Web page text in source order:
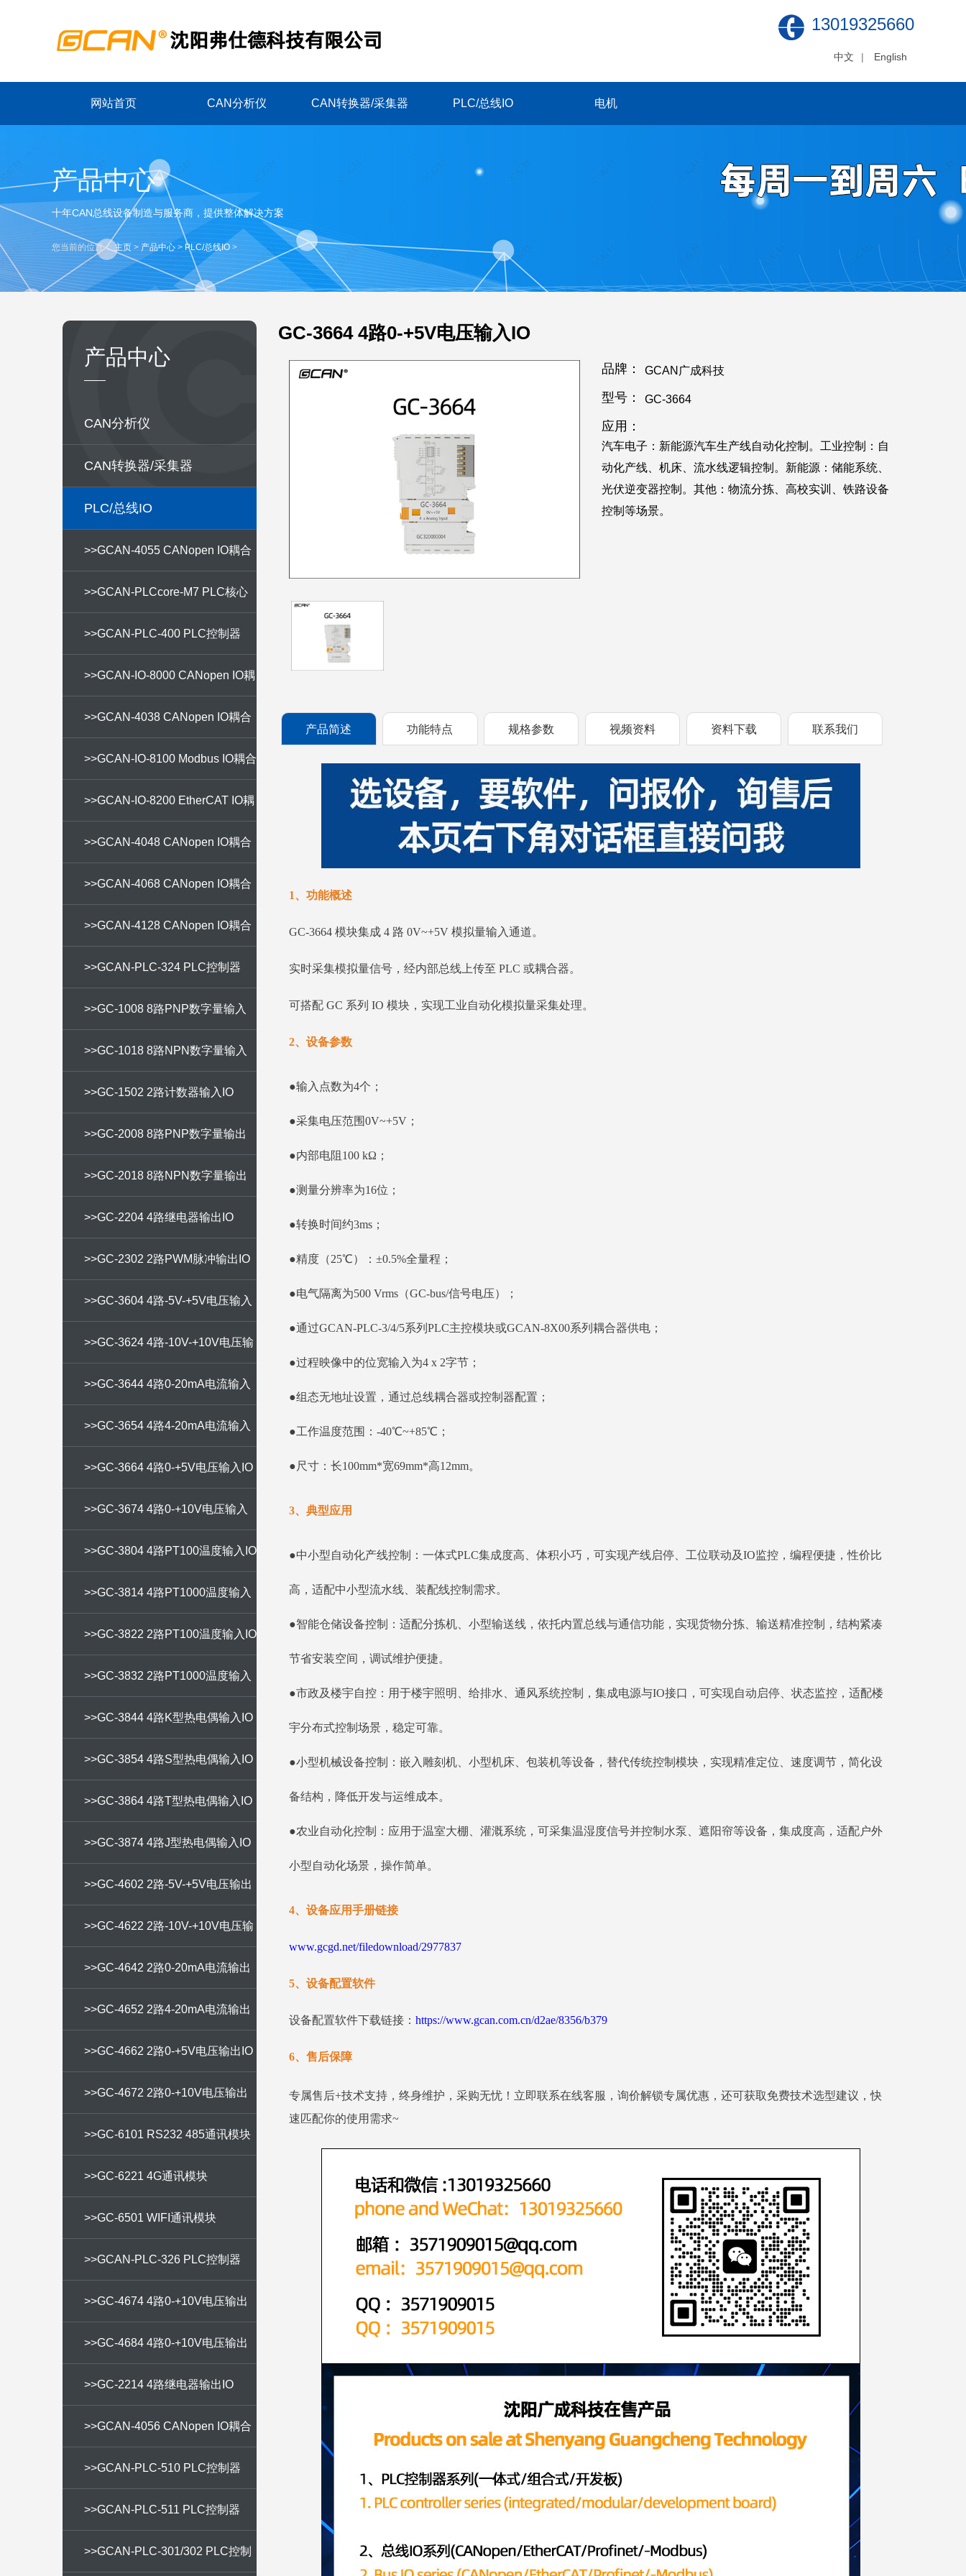
13019325660
中文 | English
网站首页 CAN分析仪 CAN转换器/采集器 PLC/总线IO 电机
产品中心
十年CAN总线设备制造与服务商，提供整体解决方案
您当前的位置： 主页 > 产品中心 > PLC/总线IO >
产品中心
CAN分析仪
CAN转换器/采集器
PLC/总线IO
>>GCAN-4055 CANopen IO耦合
器
>>GCAN-PLCcore-M7 PLC核心
开发板
>>GCAN-PLC-400 PLC控制器
>>GCAN-IO-8000 CANopen IO耦
合器
>>GCAN-4038 CANopen IO耦合
器
>>GCAN-IO-8100 Modbus IO耦合
器
>>GCAN-IO-8200 EtherCAT IO耦
合器
>>GCAN-4048 CANopen IO耦合
器
>>GCAN-4068 CANopen IO耦合
器
>>GCAN-4128 CANopen IO耦合
器
>>GCAN-PLC-324 PLC控制器
>>GC-1008 8路PNP数字量输入
IO
>>GC-1018 8路NPN数字量输入
IO
>>GC-1502 2路计数器输入IO
>>GC-2008 8路PNP数字量输出
IO
>>GC-2018 8路NPN数字量输出
IO
>>GC-2204 4路继电器输出IO
>>GC-2302 2路PWM脉冲输出IO
>>GC-3604 4路-5V-+5V电压输入
IO
>>GC-3624 4路-10V-+10V电压输
入IO
>>GC-3644 4路0-20mA电流输入
IO
>>GC-3654 4路4-20mA电流输入
IO
>>GC-3664 4路0-+5V电压输入IO
>>GC-3674 4路0-+10V电压输入
IO
>>GC-3804 4路PT100温度输入IO
>>GC-3814 4路PT1000温度输入
IO
>>GC-3822 2路PT100温度输入IO
>>GC-3832 2路PT1000温度输入
IO
>>GC-3844 4路K型热电偶输入IO
>>GC-3854 4路S型热电偶输入IO
>>GC-3864 4路T型热电偶输入IO
>>GC-3874 4路J型热电偶输入IO
>>GC-4602 2路-5V-+5V电压输出
IO
>>GC-4622 2路-10V-+10V电压输
出IO
>>GC-4642 2路0-20mA电流输出
IO
>>GC-4652 2路4-20mA电流输出
IO
>>GC-4662 2路0-+5V电压输出IO
>>GC-4672 2路0-+10V电压输出
IO
>>GC-6101 RS232 485通讯模块
>>GC-6221 4G通讯模块
>>GC-6501 WIFI通讯模块
>>GCAN-PLC-326 PLC控制器
>>GC-4674 4路0-+10V电压输出
IO
>>GC-4684 4路0-+10V电压输出
IO
>>GC-2214 4路继电器输出IO
>>GCAN-4056 CANopen IO耦合
器
>>GCAN-PLC-510 PLC控制器
>>GCAN-PLC-511 PLC控制器
>>GCAN-PLC-301/302 PLC控制
GC-3664 4路0-+5V电压输入IO
品牌： GCAN广成科技
型号： GC-3664
应用：
汽车电子：新能源汽车生产线自动化控制。工业控制：自
动化产线、机床、流水线逻辑控制。新能源：储能系统、
光伏逆变器控制。其他：物流分拣、高校实训、铁路设备
控制等场景。
产品简述 功能特点 规格参数 视频资料 资料下载 联系我们
1、功能概述
GC‑3664 模块集成 4 路 0V~+5V 模拟量输入通道。
实时采集模拟量信号，经内部总线上传至 PLC 或耦合器。
可搭配 GC 系列 IO 模块，实现工业自动化模拟量采集处理。
2、设备参数
●输入点数为4个；
●采集电压范围0V~+5V；
●内部电阻100 kΩ；
●测量分辨率为16位；
●转换时间约3ms；
●精度（25℃）：±0.5%全量程；
●电气隔离为500 Vrms（GC-bus/信号电压）；
●通过GCAN-PLC-3/4/5系列PLC主控模块或GCAN-8X00系列耦合器供电；
●过程映像中的位宽输入为4 x 2字节；
●组态无地址设置，通过总线耦合器或控制器配置；
●工作温度范围：-40℃~+85℃；
●尺寸：长100mm*宽69mm*高12mm。
3、典型应用
●中小型自动化产线控制：一体式PLC集成度高、体积小巧，可实现产线启停、工位联动及IO监控，编程便捷，性价比
高，适配中小型流水线、装配线控制需求。
●智能仓储设备控制：适配分拣机、小型输送线，依托内置总线与通信功能，实现货物分拣、输送精准控制，结构紧凑
节省安装空间，调试维护便捷。
●市政及楼宇自控：用于楼宇照明、给排水、通风系统控制，集成电源与IO接口，可实现自动启停、状态监控，适配楼
宇分布式控制场景，稳定可靠。
●小型机械设备控制：嵌入雕刻机、小型机床、包装机等设备，替代传统控制模块，实现精准定位、速度调节，简化设
备结构，降低开发与运维成本。
●农业自动化控制：应用于温室大棚、灌溉系统，可采集温湿度信号并控制水泵、遮阳帘等设备，集成度高，适配户外
小型自动化场景，操作简单。
4、设备应用手册链接
www.gcgd.net/filedownload/2977837
5、设备配置软件
设备配置软件下载链接： https://www.gcan.com.cn/d2ae/8356/b379
6、售后保障
专属售后+技术支持，终身维护，采购无忧！立即联系在线客服，询价解锁专属优惠，还可获取免费技术选型建议，快
速匹配你的使用需求~